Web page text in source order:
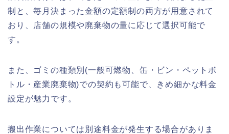
制と、毎月決まった金額の定額制の両方が用意されて
おり、店舗の規模や廃棄物の量に応じて選択可能で
す。
また、ゴミの種類別(一般可燃物、缶・ビン・ペットボ
トル・産業廃棄物)での契約も可能で、きめ細かな料金
設定が魅力です。
搬出作業については別途料金が発生する場合がありま